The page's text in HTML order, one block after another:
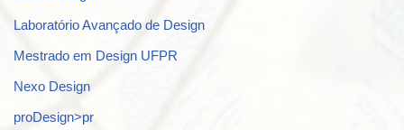
Laboratório Avançado de Design
Mestrado em Design UFPR
Nexo Design
proDesign>pr